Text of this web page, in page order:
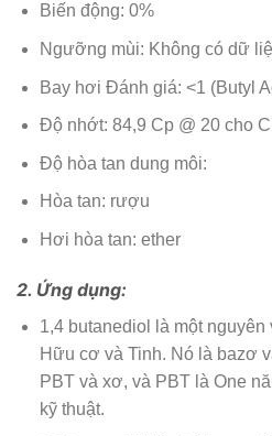
Biến động: 0%
Ngưỡng mùi: Không có dữ
Bay hơi Đánh giá: <1 (Butyl
Độ nhớt: 84,9 Cp @ 20 cho C
Độ hòa tan dung môi:
Hòa tan: rượu
Hơi hòa tan: ether
2. Ứng dụng:
1,4 butanediol là một
Hữu cơ và Tinh. Nó là bazơ
PBT và xơ, và PBT là One
kỹ thuật.